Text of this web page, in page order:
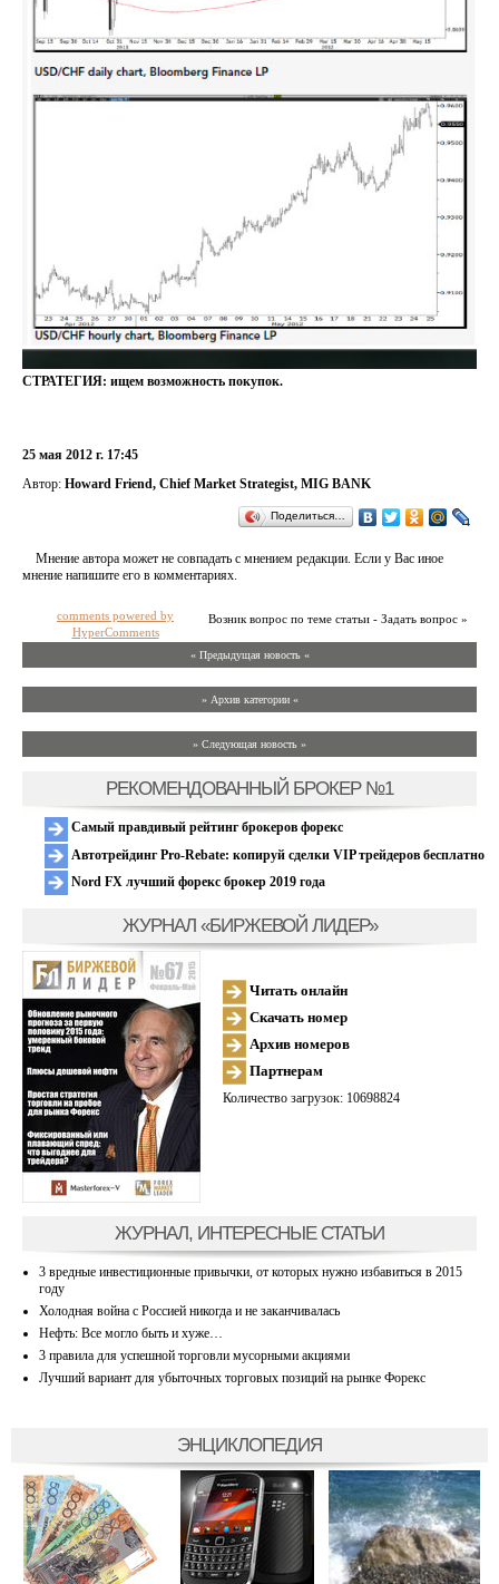
СТРАТЕГИЯ: ищем возможность покупок.
25 мая 2012 г. 17:45
Автор: Howard Friend, Chief Market Strategist, MIG BANK
Поделиться…
Мнение автора может не совпадать с мнением редакции. Если у Вас иное
мнение напишите его в комментариях.
Возник вопрос по теме статьи - Задать вопрос »
comments powered by
HyperComments
« Предыдущая новость «
» Архив категории «
» Следующая новость »
РЕКОМЕНДОВАННЫЙ БРОКЕР №1
Самый правдивый рейтинг брокеров форекс
Автотрейдинг Pro-Rebate: копируй сделки VIP трейдеров бесплатно
Nord FX лучший форекс брокер 2019 года
ЖУРНАЛ «БИРЖЕВОЙ ЛИДЕР»
Читать онлайн
Скачать номер
Архив номеров
Партнерам
Количество загрузок: 10698824
ЖУРНАЛ, ИНТЕРЕСНЫЕ СТАТЬИ
3 вредные инвестиционные привычки, от которых нужно избавиться в 2015
году
Холодная война с Россией никогда и не заканчивалась
Нефть: Все могло быть и хуже…
3 правила для успешной торговли мусорными акциями
Лучший вариант для убыточных торговых позиций на рынке Форекс
ЭНЦИКЛОПЕДИЯ